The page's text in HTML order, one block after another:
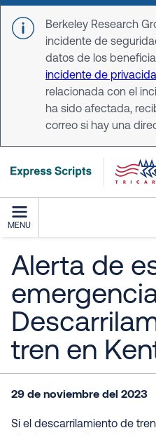
Skip to main content
Berkeley Research
incidente de
datos de los
incidente de
relacionada con el
ha sido afectada,
correo si hay una
MENU
Alerta de
tren en
29 de noviembre del 2023
Si el descarrilamiento de